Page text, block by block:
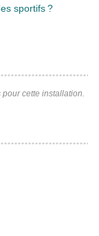
sportifs ?
cette installation.